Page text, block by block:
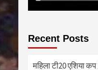
Recent Posts
महिला टी20 एशिया